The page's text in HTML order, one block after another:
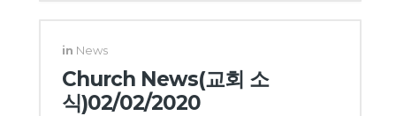
in News
Church News(교회 소
식)02/02/2020